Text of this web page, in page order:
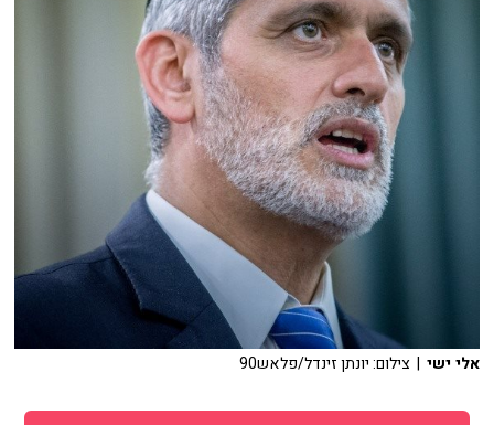
אלי ישי | צילום: יונתן זינדל/פלאש90